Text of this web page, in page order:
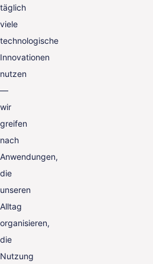
täglich
viele
technologische
Innovationen
nutzen
—
wir
greifen
nach
Anwendungen,
die
unseren
Alltag
organisieren,
die
Nutzung